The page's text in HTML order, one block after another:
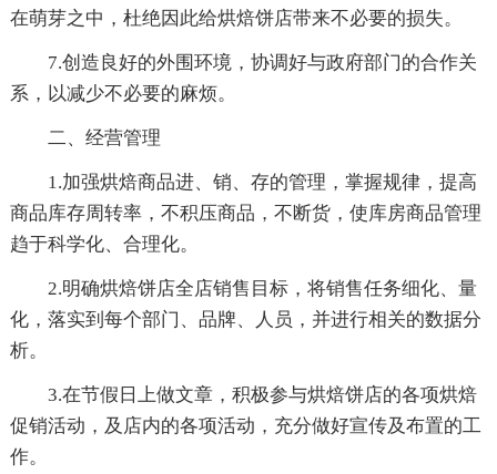
在萌芽之中，杜绝因此给烘焙饼店带来不必要的损失。
7.创造良好的外围环境，协调好与政府部门的合作关
系，以减少不必要的麻烦。
二、经营管理
1.加强烘焙商品进、销、存的管理，掌握规律，提高
商品库存周转率，不积压商品，不断货，使库房商品管理
趋于科学化、合理化。
2.明确烘焙饼店全店销售目标，将销售任务细化、量
化，落实到每个部门、品牌、人员，并进行相关的数据分
析。
3.在节假日上做文章，积极参与烘焙饼店的各项烘焙
促销活动，及店内的各项活动，充分做好宣传及布置的工
作。